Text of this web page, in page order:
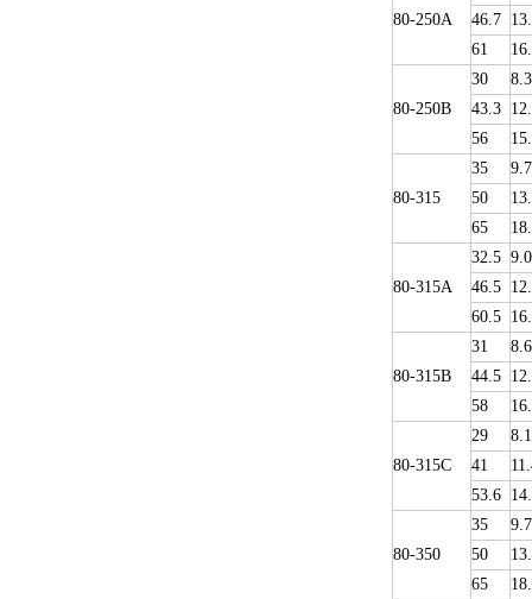
80-250A
46.7
61
80-250B
30
8.3
43.3
56
80-315
35
50
65
80-315A
32.5 9.0
46.5
60.5
80-315B
31
8.6
44.5
58
80-315C
29
8.1
41
53.6
80-350
35
50
65